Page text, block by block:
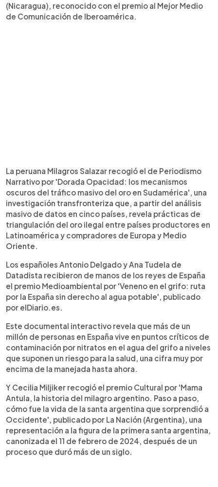
(Nicaragua), reconocido con el premio al Mejor Medio
de Comunicación de Iberoamérica.
La peruana Milagros Salazar recogió el de Periodismo
Narrativo por 'Dorada Opacidad: los mecanismos
oscuros del tráfico masivo del oro en Sudamérica', una
investigación transfronteriza que, a partir del análisis
masivo de datos en cinco países, revela prácticas de
triangulación del oro ilegal entre países productores en
Latinoamérica y compradores de Europa y Medio
Oriente.
Los españoles Antonio Delgado y Ana Tudela de
Datadista recibieron de manos de los reyes de España
el premio Medioambiental por 'Veneno en el grifo: ruta
por la España sin derecho al agua potable', publicado
por elDiario.es.
Este documental interactivo revela que más de un
millón de personas en España vive en puntos críticos de
contaminación por nitratos en el agua del grifo a niveles
que suponen un riesgo para la salud, una cifra muy por
encima de la manejada hasta ahora.
Y Cecilia Miljiker recogió el premio Cultural por 'Mama
Antula, la historia del milagro argentino. Paso a paso,
cómo fue la vida de la santa argentina que sorprendió a
Occidente', publicado por La Nación (Argentina), una
representación a la figura de la primera santa argentina,
canonizada el 11 de febrero de 2024, después de un
proceso que duró más de un siglo.